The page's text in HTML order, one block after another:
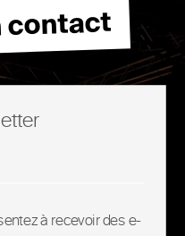
contact
à recevoir des e-